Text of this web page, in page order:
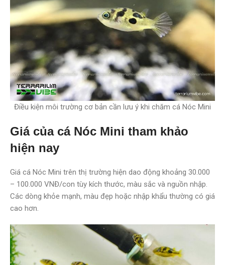
Điều kiện môi trường cơ bản cần lưu ý khi chăm cá Nóc Mini
Giá của cá Nóc Mini tham khảo
hiện nay
Giá cá Nóc Mini trên thị trường hiện dao động khoảng 30.000
– 100.000 VNĐ/con tùy kích thước, màu sắc và nguồn nhập.
Các dòng khỏe mạnh, màu đẹp hoặc nhập khẩu thường có giá
cao hơn.